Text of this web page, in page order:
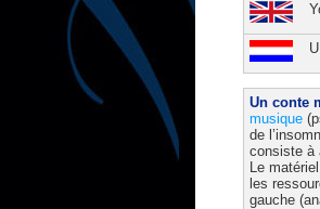
Un conte
musique
de
consiste à
Le
les
gauche